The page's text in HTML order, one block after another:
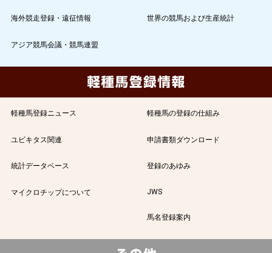
海外競走登録・遠征情報 世界の競馬および生産統計
アジア競馬会議・競馬連盟
軽種馬登録ニュース 軽種馬の登録の仕組み
ユビキタス関連 申請書類ダウンロード
統計データベース 登録のあゆみ
マイクロチップについて JWS
馬名登録案内